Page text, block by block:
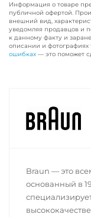
Информация о товаре
публичной офертой.
внешний вид,
уведомляя продавцов и
к данному факту и
описании и фотографиях
ошибках — это поможет
Braun — это
основанный в